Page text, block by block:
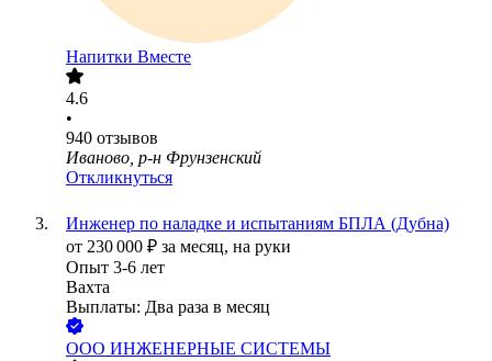
Напитки Вместе
4.6
•
940 отзывов
Иваново, р-н Фрунзенский
Откликнуться
Инженер по наладке и испытаниям БПЛА (Дубна)
от 230 000 ₽ за месяц, на руки
Опыт 3-6 лет
Вахта
Выплаты: Два раза в месяц
ООО ИНЖЕНЕРНЫЕ СИСТЕМЫ